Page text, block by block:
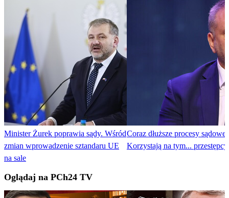
Minister Żurek poprawia sądy. Wśród
zmian wprowadzenie sztandaru UE
na sale
Coraz dłuższe procesy sądowe.
Korzystają na tym... przestępcy
Oglądaj na PCh24 TV